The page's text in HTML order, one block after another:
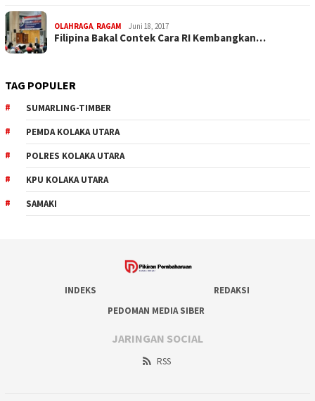
OLAHRAGA, RAGAM Juni 18, 2017
Filipina Bakal Contek Cara RI Kembangkan…
TAG POPULER
SUMARLING-TIMBER
PEMDA KOLAKA UTARA
POLRES KOLAKA UTARA
KPU KOLAKA UTARA
SAMAKI
INDEKS
REDAKSI
PEDOMAN MEDIA SIBER
JARINGAN SOCIAL
RSS